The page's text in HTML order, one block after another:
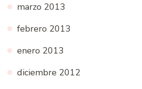
marzo 2013
febrero 2013
enero 2013
diciembre 2012